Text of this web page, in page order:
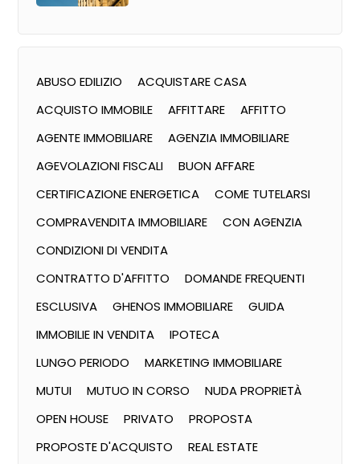
ABUSO EDILIZIO
ACQUISTARE CASA
ACQUISTO IMMOBILE
AFFITTARE
AFFITTO
AGENTE IMMOBILIARE
AGENZIA IMMOBILIARE
AGEVOLAZIONI FISCALI
BUON AFFARE
CERTIFICAZIONE ENERGETICA
COME TUTELARSI
COMPRAVENDITA IMMOBILIARE
CON AGENZIA
CONDIZIONI DI VENDITA
CONTRATTO D'AFFITTO
DOMANDE FREQUENTI
ESCLUSIVA
GHENOS IMMOBILIARE
GUIDA
IMMOBILIE IN VENDITA
IPOTECA
LUNGO PERIODO
MARKETING IMMOBILIARE
MUTUI
MUTUO IN CORSO
NUDA PROPRIETÀ
OPEN HOUSE
PRIVATO
PROPOSTA
PROPOSTE D'ACQUISTO
REAL ESTATE